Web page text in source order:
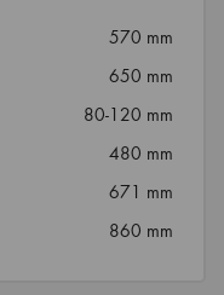
570 mm
650 mm
80-120 mm
480 mm
671 mm
860 mm